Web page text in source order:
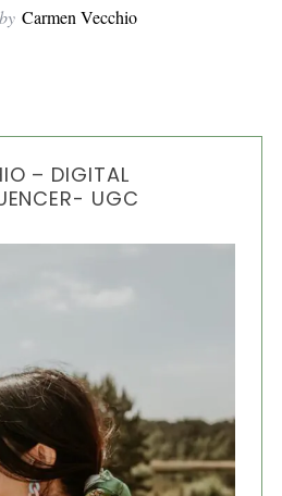
by Carmen Vecchio
– DIGITAL
UGC